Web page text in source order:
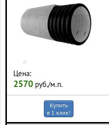
Цена:
2570 руб./м.п.
Купить
в 1 клик!